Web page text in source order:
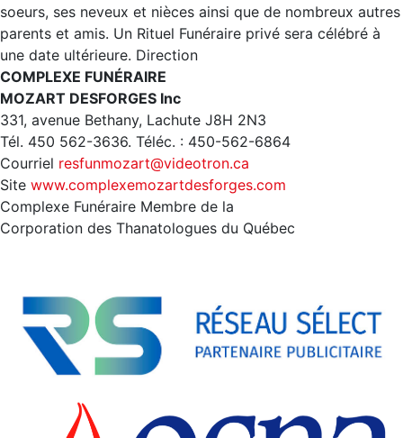
soeurs, ses neveux et nièces ainsi que de nombreux autres
parents et amis. Un Rituel Funéraire privé sera célébré à
une date ultérieure. Direction
COMPLEXE FUNÉRAIRE
MOZART DESFORGES Inc
331, avenue Bethany, Lachute J8H 2N3
Tél. 450 562-3636. Téléc. : 450-562-6864
Courriel resfunmozart@videotron.ca
Site www.complexemozartdesforges.com
Complexe Funéraire Membre de la
Corporation des Thanatologues du Québec